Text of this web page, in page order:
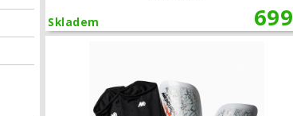
699
Skladem